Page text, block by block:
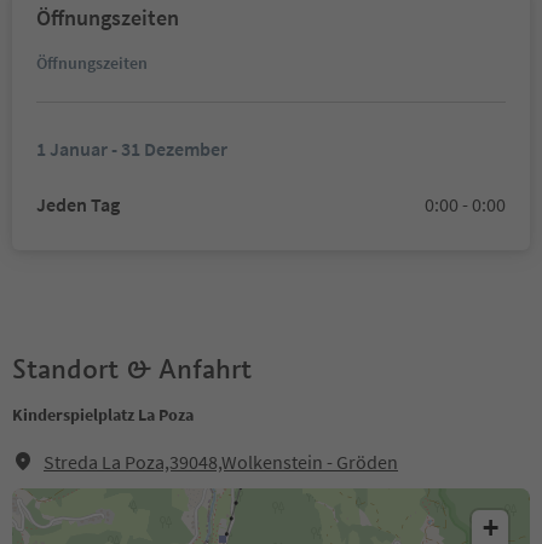
Öffnungszeiten
Öffnungszeiten
1 Januar - 31 Dezember
Jeden Tag 0:00 - 0:00
Standort & Anfahrt
Kinderspielplatz La Poza
Streda La Poza,39048,Wolkenstein - Gröden
+